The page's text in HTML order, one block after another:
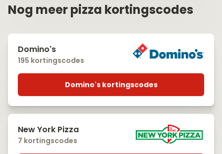
Nog meer pizza kortingscodes
Domino's
195 kortingscodes
Domino's kortingscodes
New York Pizza
7 kortingscodes